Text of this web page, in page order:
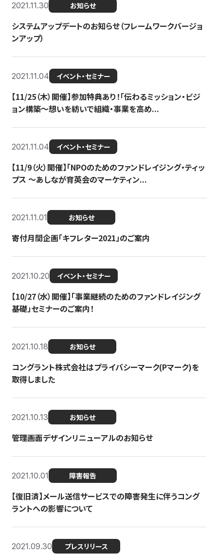
2021.11.30 お知らせ
システムアップデートのお知らせ（フレームワークバージョ
ンアップ）
2021.11.04 イベント・セミナー
【11/25（木）開催】参加特典あり！「伝わるミッション・ビジ
ョン構築〜想いを紡いで組織・事業を高め...
2021.11.04 イベント・セミナー
【11/9（火）開催】「NPOのためのファンドレイジング・ティッ
プス 〜あしなが育英会のマーケティン...
2021.11.01 お知らせ
寄付月間企画「キフレター2021」のご案内
2021.10.20 イベント・セミナー
【10/27（水）開催】「事業継続のためのファンドレイジング
基礎」セミナーのご案内！
2021.10.18 お知らせ
コングラント株式会社はプライバシーマーク(Pマーク)を
取得しました
2021.10.13 お知らせ
管理画面デザインリニューアルのお知らせ
2021.10.01 障害報告
【復旧済】メール送信サービスでの障害発生に伴うコング
ラントへの影響について
2021.09.30 プレスリリース